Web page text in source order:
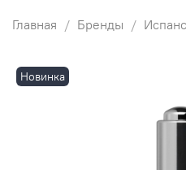
Главная Бренды
Новинка